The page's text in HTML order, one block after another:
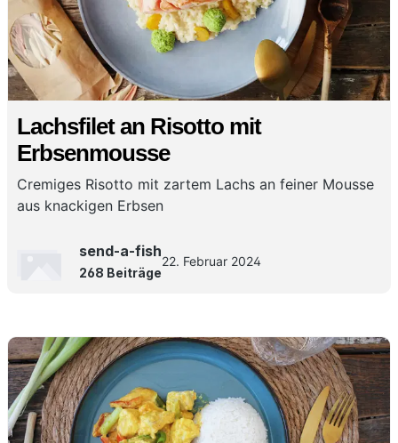
Lachsfilet an Risotto mit
Erbsenmousse
Cremiges Risotto mit zartem Lachs an feiner Mousse
aus knackigen Erbsen
send-a-fish
268 Beiträge
22. Februar 2024